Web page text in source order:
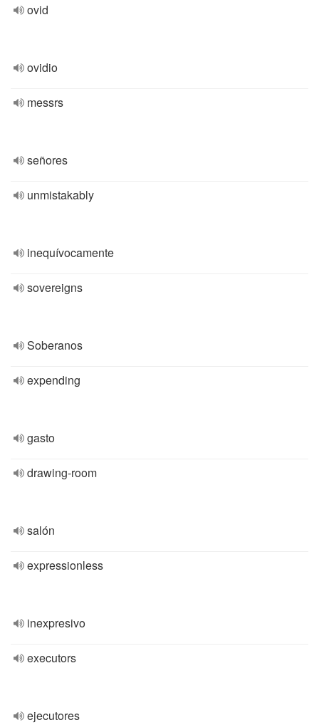
ovid
ovidio
messrs
señores
unmistakably
inequívocamente
sovereigns
Soberanos
expending
gasto
drawing-room
salón
expressionless
inexpresivo
executors
ejecutores